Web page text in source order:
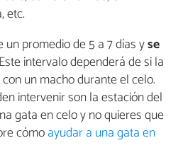
etc.
promedio de 5 a 7 días yse
intervalo dependerá de si la
un macho durante el celo.
intervenir son la estación del
gata en celo y no quieres que
cómoayudar a una gata en